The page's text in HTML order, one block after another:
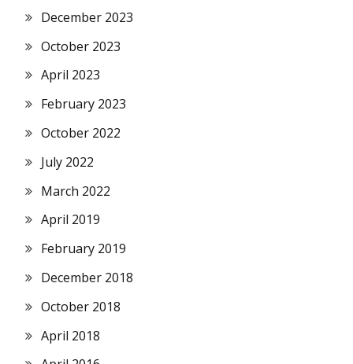
December 2023
October 2023
April 2023
February 2023
October 2022
July 2022
March 2022
April 2019
February 2019
December 2018
October 2018
April 2018